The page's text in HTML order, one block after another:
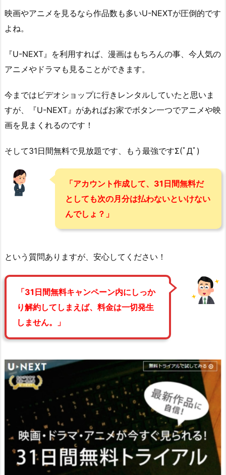
映画やアニメを見るなら作品数も多いU-NEXTが圧倒的です
よね。
『U-NEXT』を利用すれば、漫画はもちろんの事、今人気の
アニメやドラマも見ることができます。
今まではビデオショップに行きレンタルしていたと思いま
すが、『U-NEXT』があればお家でボタン一つでアニメや映
画を見まくれるのです！
そして31日間無料で見放題です、もう最強ですΣ(ﾟДﾟ)
「アカウント作成して、31日間無料だ
としても次の月分は払わないといけない
んでしょ？」
という質問ありますが、安心してください！
「31日間無料キャンペーン内にしっか
り解約してしまえば、料金は一切発生
しません。」